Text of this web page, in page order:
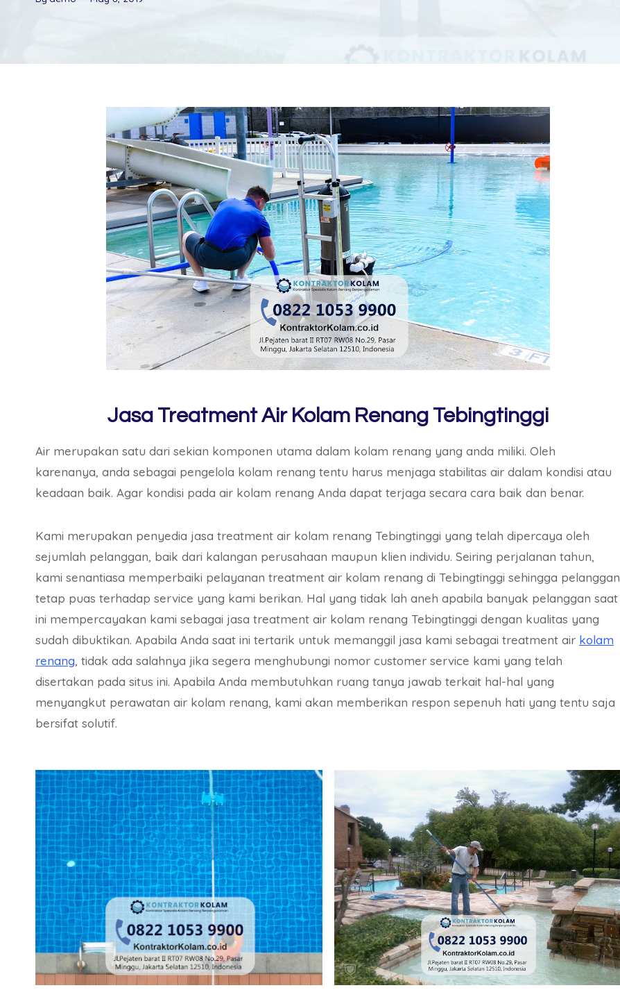
Jasa Treatment Air Kolam Renang Tebingtinggi
Air merupakan satu dari sekian komponen utama dalam kolam renang yang anda miliki. Oleh
karenanya, anda sebagai pengelola kolam renang tentu harus menjaga stabilitas air dalam kondisi atau
keadaan baik. Agar kondisi pada air kolam renang Anda dapat terjaga secara cara baik dan benar.
Kami merupakan penyedia jasa treatment air kolam renang Tebingtinggi yang telah dipercaya oleh
sejumlah pelanggan, baik dari kalangan perusahaan maupun klien individu. Seiring perjalanan tahun,
kami senantiasa memperbaiki pelayanan treatment air kolam renang di Tebingtinggi sehingga pelanggan
tetap puas terhadap service yang kami berikan. Hal yang tidak lah aneh apabila banyak pelanggan saat
ini mempercayakan kami sebagai jasa treatment air kolam renang Tebingtinggi dengan kualitas yang
sudah dibuktikan. Apabila Anda saat ini tertarik untuk memanggil jasa kami sebagai treatment air kolam
renang, tidak ada salahnya jika segera menghubungi nomor customer service kami yang telah
disertakan pada situs ini. Apabila Anda membutuhkan ruang tanya jawab terkait hal-hal yang
menyangkut perawatan air kolam renang, kami akan memberikan respon sepenuh hati yang tentu saja
bersifat solutif.